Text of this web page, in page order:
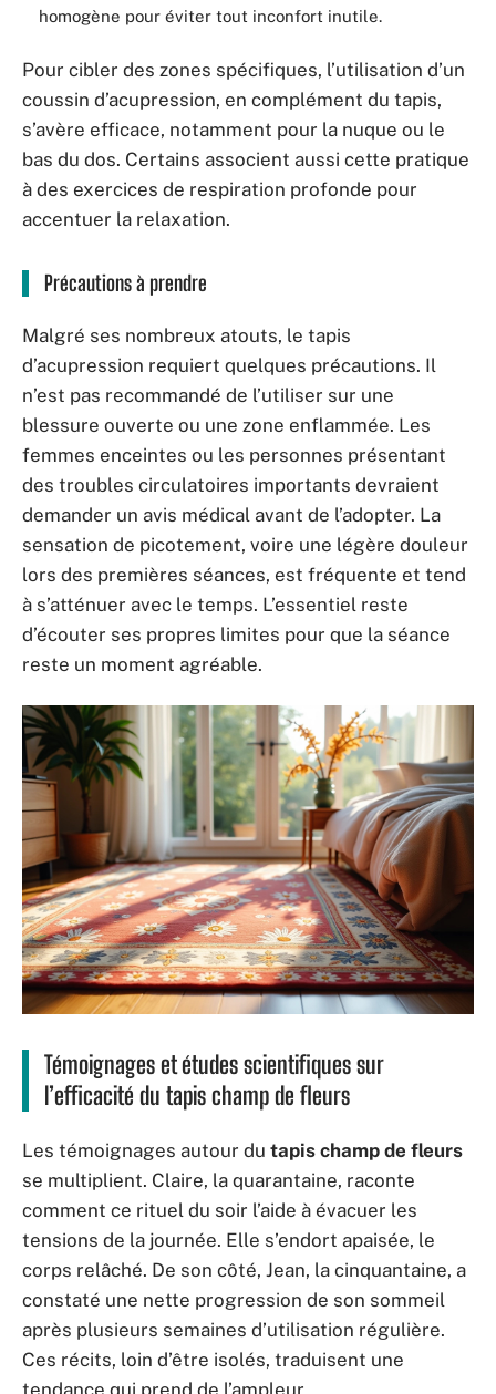
homogène pour éviter tout inconfort inutile.
Pour cibler des zones spécifiques, l’utilisation d’un
coussin d’acupression, en complément du tapis,
s’avère efficace, notamment pour la nuque ou le
bas du dos. Certains associent aussi cette pratique
à des exercices de respiration profonde pour
accentuer la relaxation.
Précautions à prendre
Malgré ses nombreux atouts, le tapis
d’acupression requiert quelques précautions. Il
n’est pas recommandé de l’utiliser sur une
blessure ouverte ou une zone enflammée. Les
femmes enceintes ou les personnes présentant
des troubles circulatoires importants devraient
demander un avis médical avant de l’adopter. La
sensation de picotement, voire une légère douleur
lors des premières séances, est fréquente et tend
à s’atténuer avec le temps. L’essentiel reste
d’écouter ses propres limites pour que la séance
reste un moment agréable.
Témoignages et études scientifiques sur
l’efficacité du tapis champ de fleurs
Les témoignages autour du tapis champ de fleurs
se multiplient. Claire, la quarantaine, raconte
comment ce rituel du soir l’aide à évacuer les
tensions de la journée. Elle s’endort apaisée, le
corps relâché. De son côté, Jean, la cinquantaine, a
constaté une nette progression de son sommeil
après plusieurs semaines d’utilisation régulière.
Ces récits, loin d’être isolés, traduisent une